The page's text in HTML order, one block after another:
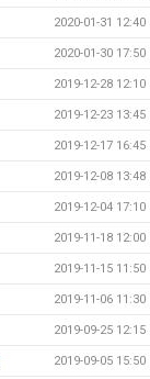
2020-01-31 12:40
2020-01-30 17:50
2019-12-28 12:10
2019-12-23 13:45
2019-12-17 16:45
2019-12-08 13:48
2019-12-04 17:10
2019-11-18 12:00
2019-11-15 11:50
2019-11-06 11:30
2019-09-25 12:15
2019-09-05 15:50